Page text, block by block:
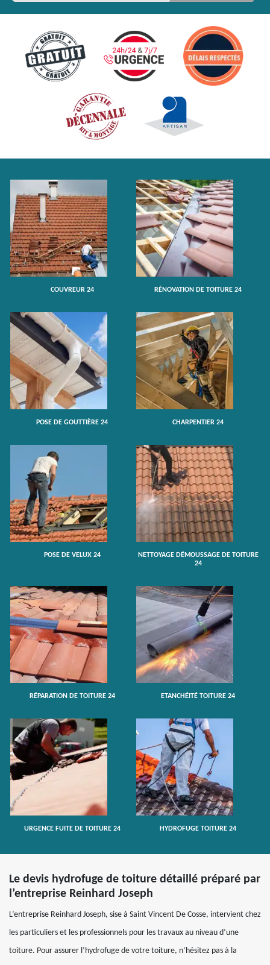
COUVREUR 24 RÉNOVATION DE TOITURE 24
POSE DE GOUTTIÈRE 24 CHARPENTIER 24
POSE DE VELUX 24
NETTOYAGE DÉMOUSSAGE DE TOITURE
24
RÉPARATION DE TOITURE 24 ETANCHÉITÉ TOITURE 24
URGENCE FUITE DE TOITURE 24 HYDROFUGE TOITURE 24
Le devis hydrofuge de toiture détaillé préparé par
l’entreprise Reinhard Joseph
L’entreprise Reinhard Joseph, sise à Saint Vincent De Cosse, intervient chez
les particuliers et les professionnels pour les travaux au niveau d’une
toiture. Pour assurer l’hydrofuge de votre toiture, n’hésitez pas à la